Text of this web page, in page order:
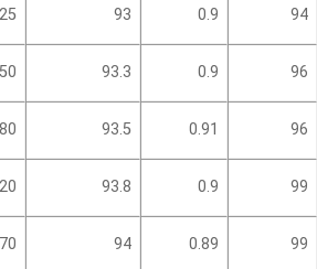
93 0.9 94
93.3 0.9 96
93.5 0.91 96
93.8 0.9 99
94 0.89 99